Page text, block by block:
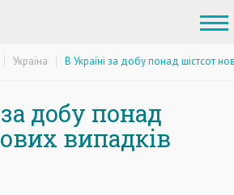
Україна В Україні за добу понад шістсот
добу понад
випадків